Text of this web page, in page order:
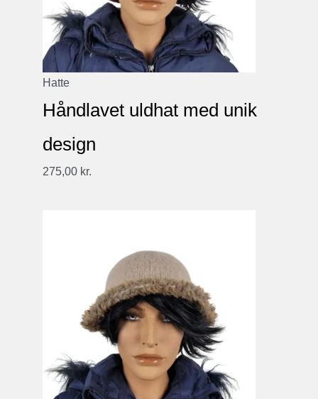
Hatte
Håndlavet uldhat med unik
design
275,00 kr.